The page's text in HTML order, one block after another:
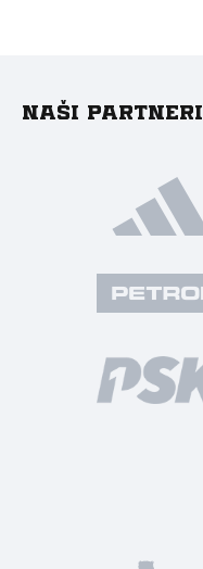
Naši partneri